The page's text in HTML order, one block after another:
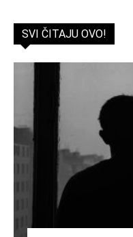
SVI ČITAJU OVO!